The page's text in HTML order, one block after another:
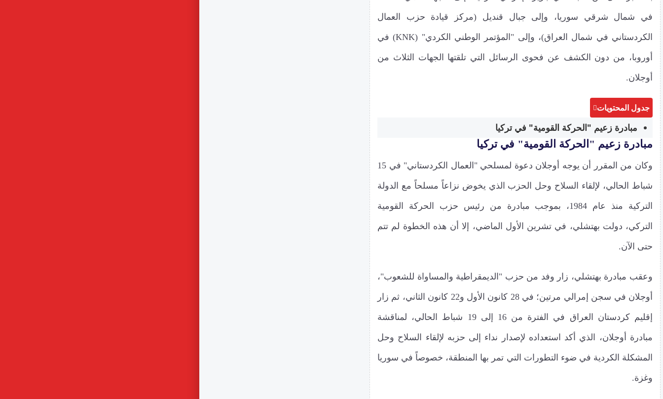
في شمال شرقي سوريا، وإلى جبال قنديل (مركز قيادة حزب العمال
الكردستاني في شمال العراق)، وإلى "المؤتمر الوطني الكردي" (KNK) في
أوروبا، من دون الكشف عن فحوى الرسائل التي تلقتها الجهات الثلاث من
أوجلان.
جدول المحتويات
مبادرة زعيم "الحركة القومية" في تركيا
مبادرة زعيم "الحركة القومية" في تركيا
وكان من المقرر أن يوجه أوجلان دعوة لمسلحي "العمال الكردستاني" في 15
شباط الحالي، لإلقاء السلاح وحل الحزب الذي يخوض نزاعاً مسلحاً مع الدولة
التركية منذ عام 1984، بموجب مبادرة من رئيس حزب الحركة القومية
التركي، دولت بهتشلي، في تشرين الأول الماضي، إلا أن هذه الخطوة لم تتم
حتى الآن.
وعقب مبادرة بهتشلي، زار وفد من حزب "الديمقراطية والمساواة للشعوب"،
أوجلان في سجن إمرالي مرتين؛ في 28 كانون الأول و22 كانون الثاني، ثم زار
إقليم كردستان العراق في الفترة من 16 إلى 19 شباط الحالي، لمناقشة
مبادرة أوجلان، الذي أكد استعداده لإصدار نداء إلى حزبه لإلقاء السلاح وحل
المشكلة الكردية في ضوء التطورات التي تمر بها المنطقة، خصوصاً في سوريا
وغزة.